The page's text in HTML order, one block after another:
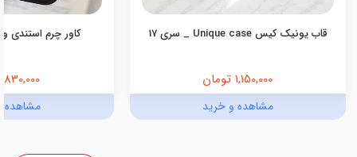
قاب یونیک کیس Unique case _ سری 17
1,150,000 تومان
مشاهده و خرید
کاور چرم استندی
830,000 تومان
مشاهده